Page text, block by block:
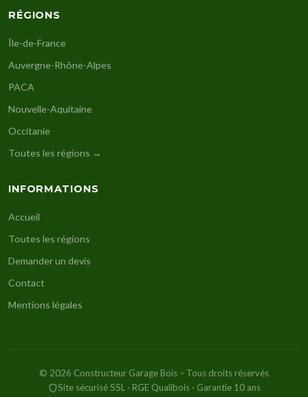
RÉGIONS
Île-de-France
Auvergne-Rhône-Alpes
PACA
Nouvelle-Aquitaine
Occitanie
Toutes les régions →
INFORMATIONS
Accueil
Toutes les régions
Demander un devis
Contact
Mentions légales
© 2026 Constructeur Garage Bois – Tous droits réservés
Site sécurisé SSL · RGE Qualibois · Garantie 10 ans